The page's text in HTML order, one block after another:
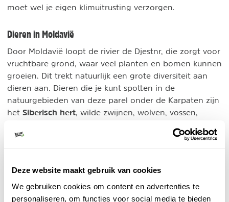
Deze website maakt gebruik van cookies
We gebruiken cookies om content en advertenties te
personaliseren, om functies voor social media te bieden
moet wel je eigen klimuitrusting verzorgen.
Dieren in Moldavië
Door Moldavië loopt de rivier de Djestnr, die zorgt voor
vruchtbare grond, waar veel planten en bomen kunnen
groeien. Dit trekt natuurlijk een grote diversiteit aan
dieren aan. Dieren die je kunt spotten in de
natuurgebieden van deze parel onder de Karpaten zijn
het Siberisch hert, wilde zwijnen, wolven, vossen,
wordt veel gejaagd op fazanten. Aanvankelijk leefden
gezocht.
Booking.com - Moldavië